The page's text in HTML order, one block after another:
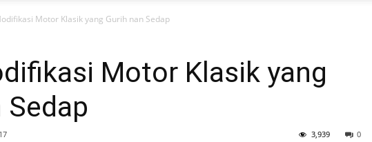
Motor Klasik yang Gurih nan Sedap
Motor Klasik yang
Sedap
0
3,939